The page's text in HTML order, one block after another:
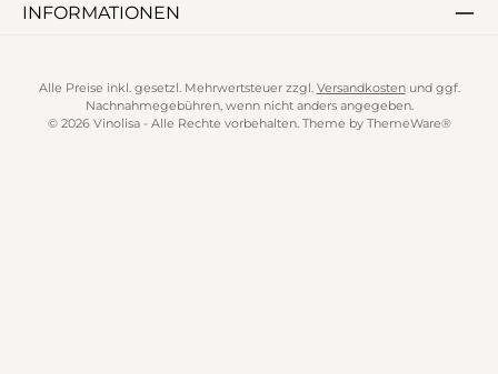
INFORMATIONEN
Alle Preise inkl. gesetzl. Mehrwertsteuer zzgl. Versandkostenund ggf.
Nachnahmegebühren, wenn nicht anders angegeben.
© 2026 Vinolisa - Alle Rechte vorbehalten. Theme by ThemeWare®